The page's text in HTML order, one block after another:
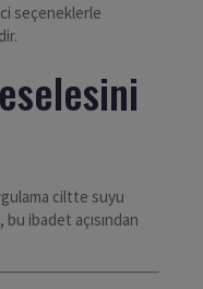
seçeneklerle
ciltte suyu
ibadet açısından